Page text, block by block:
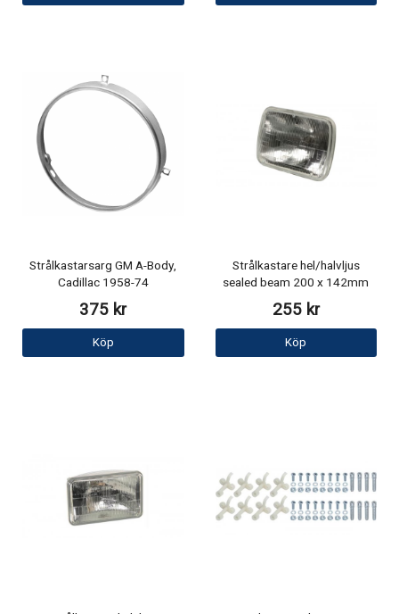
Strålkastarsarg GM A-Body,
Cadillac 1958-74
375 kr
Köp
Strålkastare hel/halvljus
sealed beam 200 x 142mm
255 kr
Köp